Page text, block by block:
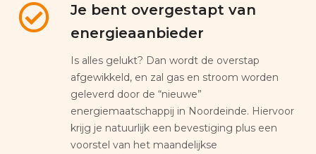
Je bent overgestapt van
energieaanbieder
Is alles gelukt? Dan wordt de overstap
afgewikkeld, en zal gas en stroom worden
geleverd door de “nieuwe”
energiemaatschappij in Noordeinde. Hiervoor
krijg je natuurlijk een bevestiging plus een
voorstel van het maandelijkse